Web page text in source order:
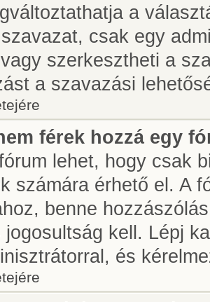
a
csak egy
szerkesztheti a
a szavazási
férek hozzá egy
lehet, hogy csak
számára érhető el. A
benne
jogosultság kell. Lépj
és